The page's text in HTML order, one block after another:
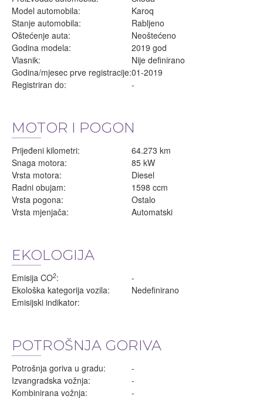
Model automobila:
Karoq
Stanje automobila:
Rabljeno
Oštećenje auta:
Neoštećeno
Godina modela:
2019 god
Vlasnik:
Nije definirano
Godina/mjesec prve registracije:01-2019
Registriran do:
-
MOTOR I POGON
Prijeđeni kilometri:
64.273 km
Snaga motora:
85 kW
Vrsta motora:
Diesel
Radni obujam:
1598 ccm
Vrsta pogona:
Ostalo
Vrsta mjenjača:
Automatski
EKOLOGIJA
Emisija CO2:
-
Ekološka kategorija vozila:
Nedefinirano
Emisijski indikator:
POTROŠNJA GORIVA
Potrošnja goriva u gradu:
-
Izvangradska vožnja:
-
Kombinirana vožnja:
-